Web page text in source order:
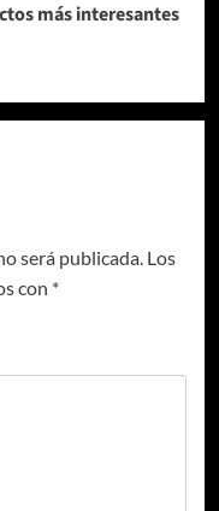
más interesantes
será publicada. Los
con *